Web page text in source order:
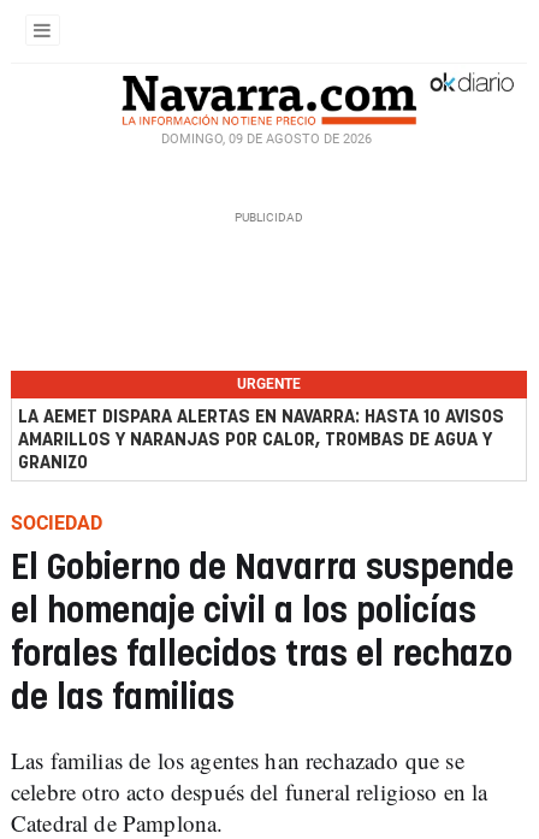
DOMINGO, 09 DE AGOSTO DE 2026
URGENTE
LA AEMET DISPARA ALERTAS EN NAVARRA: HASTA 10 AVISOS
AMARILLOS Y NARANJAS POR CALOR, TROMBAS DE AGUA Y
GRANIZO
SOCIEDAD
El Gobierno de Navarra suspende
el homenaje civil a los policías
forales fallecidos tras el rechazo
de las familias
Las familias de los agentes han rechazado que se
celebre otro acto después del funeral religioso en la
Catedral de Pamplona.